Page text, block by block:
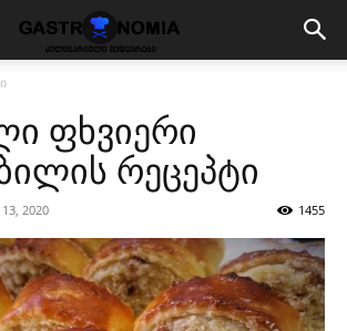
ფხვიერი
რეცეპტი
13, 2020 1455